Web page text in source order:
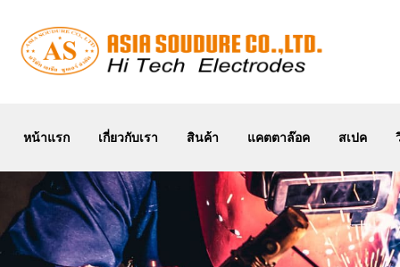
หน้าแรก เกี่ยวกับเรา สินค้า แคตตาล๊อค สเปค